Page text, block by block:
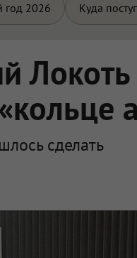
год 2026 Куда
Локоть
сделать